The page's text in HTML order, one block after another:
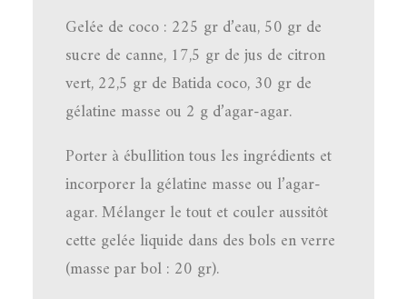
Gelée de coco : 225 gr d’eau, 50 gr de
sucre de canne, 17,5 gr de jus de citron
vert, 22,5 gr de Batida coco, 30 gr de
gélatine masse ou 2 g d’agar-agar.
Porter à ébullition tous les ingrédients et
incorporer la gélatine masse ou l’agar-
agar. Mélanger le tout et couler aussitôt
cette gelée liquide dans des bols en verre
(masse par bol : 20 gr).